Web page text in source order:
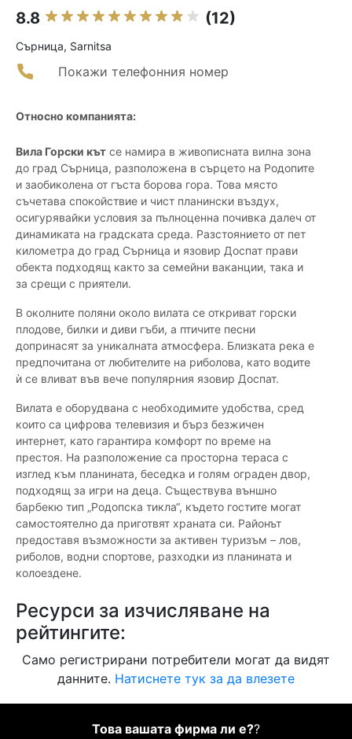
8.8 (12)
Сърница, Sarnitsa
Покажи телефонния номер
Относно компанията:
Вила Горски кът се намира в живописната вилна зона
до град Сърница, разположена в сърцето на Родопите
и заобиколена от гъста борова гора. Това място
съчетава спокойствие и чист планински въздух,
осигурявайки условия за пълноценна почивка далеч от
динамиката на градската среда. Разстоянието от пет
километра до град Сърница и язовир Доспат прави
обекта подходящ както за семейни ваканции, така и
за срещи с приятели.
В околните поляни около вилата се откриват горски
плодове, билки и диви гъби, а птичите песни
допринасят за уникалната атмосфера. Близката река е
предпочитана от любителите на риболова, като водите
ѝ се вливат във вече популярния язовир Доспат.
Вилата е оборудвана с необходимите удобства, сред
които са цифрова телевизия и бърз безжичен
интернет, като гарантира комфорт по време на
престоя. На разположение са просторна тераса с
изглед към планината, беседка и голям ограден двор,
подходящ за игри на деца. Съществува външно
барбекю тип „Родопска тикла“, където гостите могат
самостоятелно да приготвят храната си. Районът
предоставя възможности за активен туризъм – лов,
риболов, водни спортове, разходки из планината и
колоездене.
Ресурси за изчисляване на
рейтингите:
Само регистрирани потребители могат да видят
данните. Натиснете тук за да влезете
Това вашата фирма ли е??